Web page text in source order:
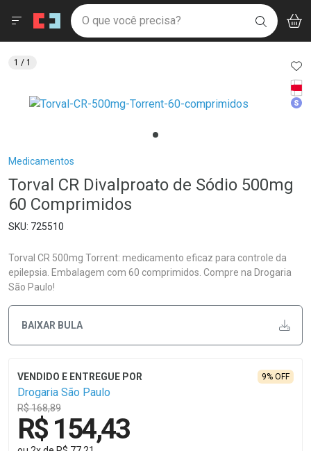
Drogaria São Paulo
Ir direto para a home
pela página
Ir direto para o conteúdo
Ir direto para a busca
Ir direto para a conta
Ir direto para a notificações
Ir direto para o carrinho
Faça a sua busca
O que você precisa? BUSCAR
Menu
Breadcrumb
Medicamentos
Torval CR Divalproato de Sódio 500mg
60 Comprimidos
725510
Torval CR 500mg Torrent: medicamento eficaz para controle da
epilepsia. Embalagem com 60 comprimidos. Compre na Drogaria
São Paulo!
BAIXAR BULA
Drogaria São Paulo
R$ 168,89
9% OFF
R$ 154,43
1 / 1